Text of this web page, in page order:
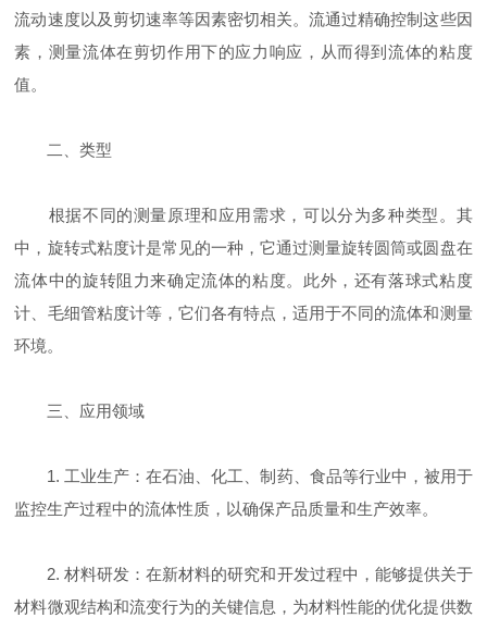
流动速度以及剪切速率等因素密切相关。流通过精确控制这些因
素，测量流体在剪切作用下的应力响应，从而得到流体的粘度
值。
二、类型
根据不同的测量原理和应用需求，可以分为多种类型。其
中，旋转式粘度计是常见的一种，它通过测量旋转圆筒或圆盘在
流体中的旋转阻力来确定流体的粘度。此外，还有落球式粘度
计、毛细管粘度计等，它们各有特点，适用于不同的流体和测量
环境。
三、应用领域
1. 工业生产：在石油、化工、制药、食品等行业中，被用于
监控生产过程中的流体性质，以确保产品质量和生产效率。
2. 材料研发：在新材料的研究和开发过程中，能够提供关于
材料微观结构和流变行为的关键信息，为材料性能的优化提供数